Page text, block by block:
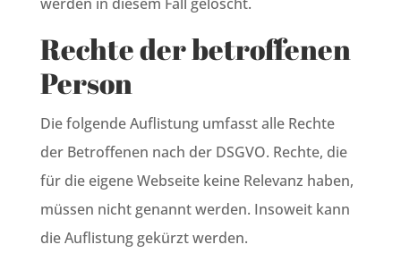
Rechte der betroffenen
Person
Die folgende Auflistung umfasst alle Rechte
der Betroffenen nach der DSGVO. Rechte, die
für die eigene Webseite keine Relevanz haben,
müssen nicht genannt werden. Insoweit kann
die Auflistung gekürzt werden.